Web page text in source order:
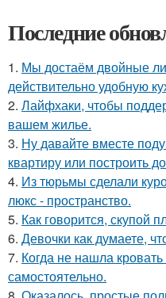
Последние
1. Мы достаём двойные
действительно удобную
2. Лайфхаки, чтобы
вашем жилье.
3. Ну давайте вместе
квартиру или построить
4. Из тюрьмы сделали
люкс - пространство.
5. Как говорится, скупой
6. Девочки как думаете,
7. Когда не нашла
самостоятельно.